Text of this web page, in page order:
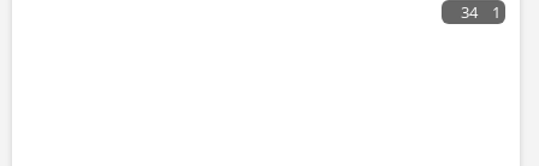
34 1